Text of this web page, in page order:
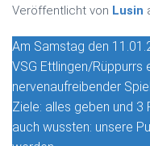
Veröffentlicht von Lusin
Am Samstag den
VSG Ettlingen/Rüppurrs
nervenaufreibender
Ziele: alles geben und 3
auch wussten: unsere